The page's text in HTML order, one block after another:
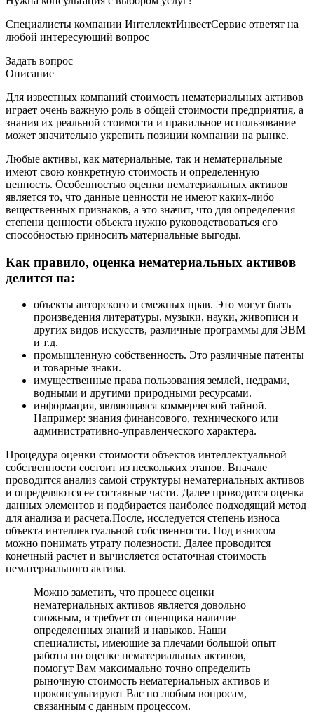
Специалисты компании ИнтеллектИнвестСервис ответят на
любой интересующий вопрос
Задать вопрос
Описание
Для известных компаний стоимость нематериальных активов
играет очень важную роль в общей стоимости предприятия, а
знания их реальной стоимости и правильное использование
может значительно укрепить позиции компании на рынке.
Любые активы, как материальные, так и нематериальные
имеют свою конкретную стоимость и определенную
ценность. Особенностью оценки нематериальных активов
является то, что данные ценности не имеют каких-либо
вещественных признаков, а это значит, что для определения
степени ценности объекта нужно руководствоваться его
способностью приносить материальные выгоды.
Как правило, оценка нематериальных активов
делится на:
объекты авторского и смежных прав. Это могут быть
произведения литературы, музыки, науки, живописи и
других видов искусств, различные программы для ЭВМ
и т.д.
промышленную собственность. Это различные патенты
и товарные знаки.
имущественные права пользования землей, недрами,
водными и другими природными ресурсами.
информация, являющаяся коммерческой тайной.
Например: знания финансового, технического или
административно-управленческого характера.
Процедура оценки стоимости объектов интеллектуальной
собственности состоит из нескольких этапов. Вначале
проводится анализ самой структуры нематериальных активов
и определяются ее составные части. Далее проводится оценка
данных элементов и подбирается наиболее подходящий метод
для анализа и расчета.После, исследуется степень износа
объекта интеллектуальной собственности. Под износом
можно понимать утрату полезности. Далее проводится
конечный расчет и вычисляется остаточная стоимость
нематериального актива.
Можно заметить, что процесс оценки
нематериальных активов является довольно
сложным, и требует от оценщика наличие
определенных знаний и навыков. Наши
специалисты, имеющие за плечами большой опыт
работы по оценке нематериальных активов,
помогут Вам максимально точно определить
рыночную стоимость нематериальных активов и
проконсультируют Вас по любым вопросам,
связанным с данным процессом.